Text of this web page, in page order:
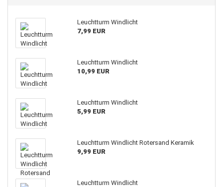
Leuchtturm Windlicht
7,99 EUR
Leuchtturm Windlicht
10,99 EUR
Leuchtturm Windlicht
5,99 EUR
Leuchtturm Windlicht Rotersand Keramik
9,99 EUR
Leuchtturm Windlicht